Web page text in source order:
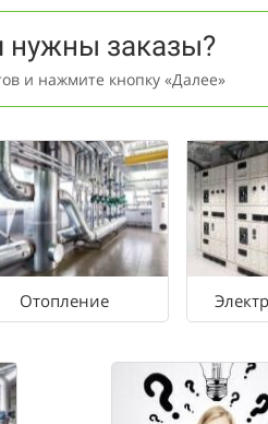
нужны заказы?
и нажмите кнопку «Далее»
Отопление